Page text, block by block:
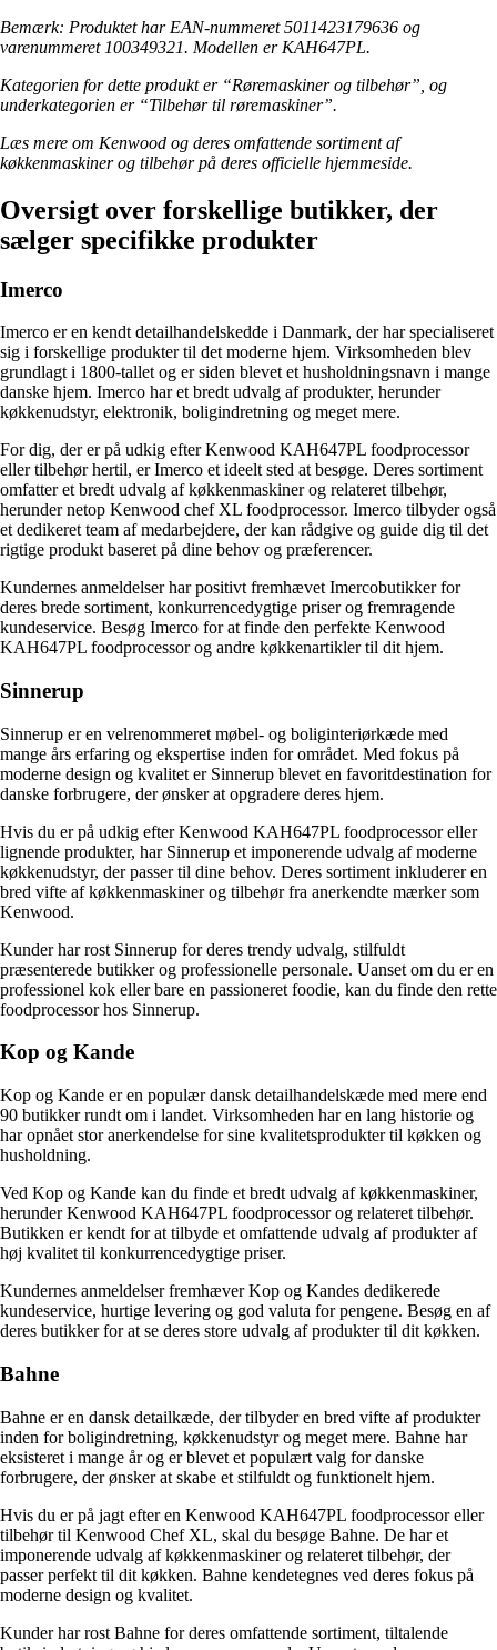
Bemærk: Produktet har EAN-nummeret 5011423179636 og
varenummeret 100349321. Modellen er KAH647PL.
Kategorien for dette produkt er “Røremaskiner og tilbehør”, og
underkategorien er “Tilbehør til røremaskiner”.
Læs mere om Kenwood og deres omfattende sortiment af
køkkenmaskiner og tilbehør på deres officielle hjemmeside.
Oversigt over forskellige butikker, der
sælger specifikke produkter
Imerco
Imerco er en kendt detailhandelskedde i Danmark, der har specialiseret
sig i forskellige produkter til det moderne hjem. Virksomheden blev
grundlagt i 1800-tallet og er siden blevet et husholdningsnavn i mange
danske hjem. Imerco har et bredt udvalg af produkter, herunder
køkkenudstyr, elektronik, boligindretning og meget mere.
For dig, der er på udkig efter Kenwood KAH647PL foodprocessor
eller tilbehør hertil, er Imerco et ideelt sted at besøge. Deres sortiment
omfatter et bredt udvalg af køkkenmaskiner og relateret tilbehør,
herunder netop Kenwood chef XL foodprocessor. Imerco tilbyder også
et dedikeret team af medarbejdere, der kan rådgive og guide dig til det
rigtige produkt baseret på dine behov og præferencer.
Kundernes anmeldelser har positivt fremhævet Imercobutikker for
deres brede sortiment, konkurrencedygtige priser og fremragende
kundeservice. Besøg Imerco for at finde den perfekte Kenwood
KAH647PL foodprocessor og andre køkkenartikler til dit hjem.
Sinnerup
Sinnerup er en velrenommeret møbel- og boliginteriørkæde med
mange års erfaring og ekspertise inden for området. Med fokus på
moderne design og kvalitet er Sinnerup blevet en favoritdestination for
danske forbrugere, der ønsker at opgradere deres hjem.
Hvis du er på udkig efter Kenwood KAH647PL foodprocessor eller
lignende produkter, har Sinnerup et imponerende udvalg af moderne
køkkenudstyr, der passer til dine behov. Deres sortiment inkluderer en
bred vifte af køkkenmaskiner og tilbehør fra anerkendte mærker som
Kenwood.
Kunder har rost Sinnerup for deres trendy udvalg, stilfuldt
præsenterede butikker og professionelle personale. Uanset om du er en
professionel kok eller bare en passioneret foodie, kan du finde den rette
foodprocessor hos Sinnerup.
Kop og Kande
Kop og Kande er en populær dansk detailhandelskæde med mere end
90 butikker rundt om i landet. Virksomheden har en lang historie og
har opnået stor anerkendelse for sine kvalitetsprodukter til køkken og
husholdning.
Ved Kop og Kande kan du finde et bredt udvalg af køkkenmaskiner,
herunder Kenwood KAH647PL foodprocessor og relateret tilbehør.
Butikken er kendt for at tilbyde et omfattende udvalg af produkter af
høj kvalitet til konkurrencedygtige priser.
Kundernes anmeldelser fremhæver Kop og Kandes dedikerede
kundeservice, hurtige levering og god valuta for pengene. Besøg en af
deres butikker for at se deres store udvalg af produkter til dit køkken.
Bahne
Bahne er en dansk detailkæde, der tilbyder en bred vifte af produkter
inden for boligindretning, køkkenudstyr og meget mere. Bahne har
eksisteret i mange år og er blevet et populært valg for danske
forbrugere, der ønsker at skabe et stilfuldt og funktionelt hjem.
Hvis du er på jagt efter en Kenwood KAH647PL foodprocessor eller
tilbehør til Kenwood Chef XL, skal du besøge Bahne. De har et
imponerende udvalg af køkkenmaskiner og relateret tilbehør, der
passer perfekt til dit køkken. Bahne kendetegnes ved deres fokus på
moderne design og kvalitet.
Kunder har rost Bahne for deres omfattende sortiment, tiltalende